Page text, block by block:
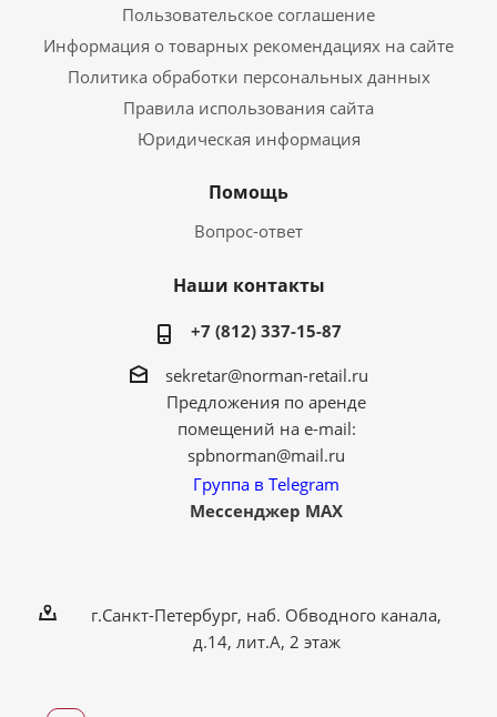
Пользовательское соглашение
Информация о товарных рекомендациях на сайте
Политика обработки персональных данных
Правила использования сайта
Юридическая информация
Помощь
Вопрос-ответ
Наши контакты
+7 (812) 337-15-87
sekretar@norman-retail.ru
Предложения по аренде
помещений на e-mail:
spbnorman@mail.ru
Группа в Telegram
Мессенджер MAX
г.Санкт-Петербург, наб. Обводного канала,
д.14, лит.А, 2 этаж